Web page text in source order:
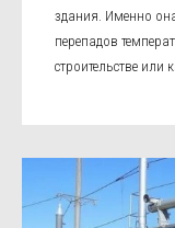
здания. Именно
перепадов
строительстве или